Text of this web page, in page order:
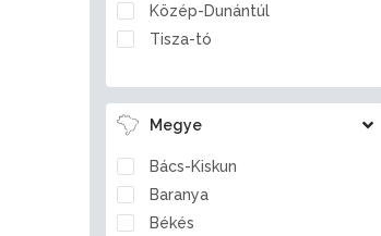
Közép-Dunántúl
Tisza-tó
Megye
Bács-Kiskun
Baranya
Békés